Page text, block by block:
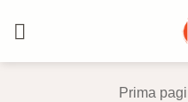
Prima